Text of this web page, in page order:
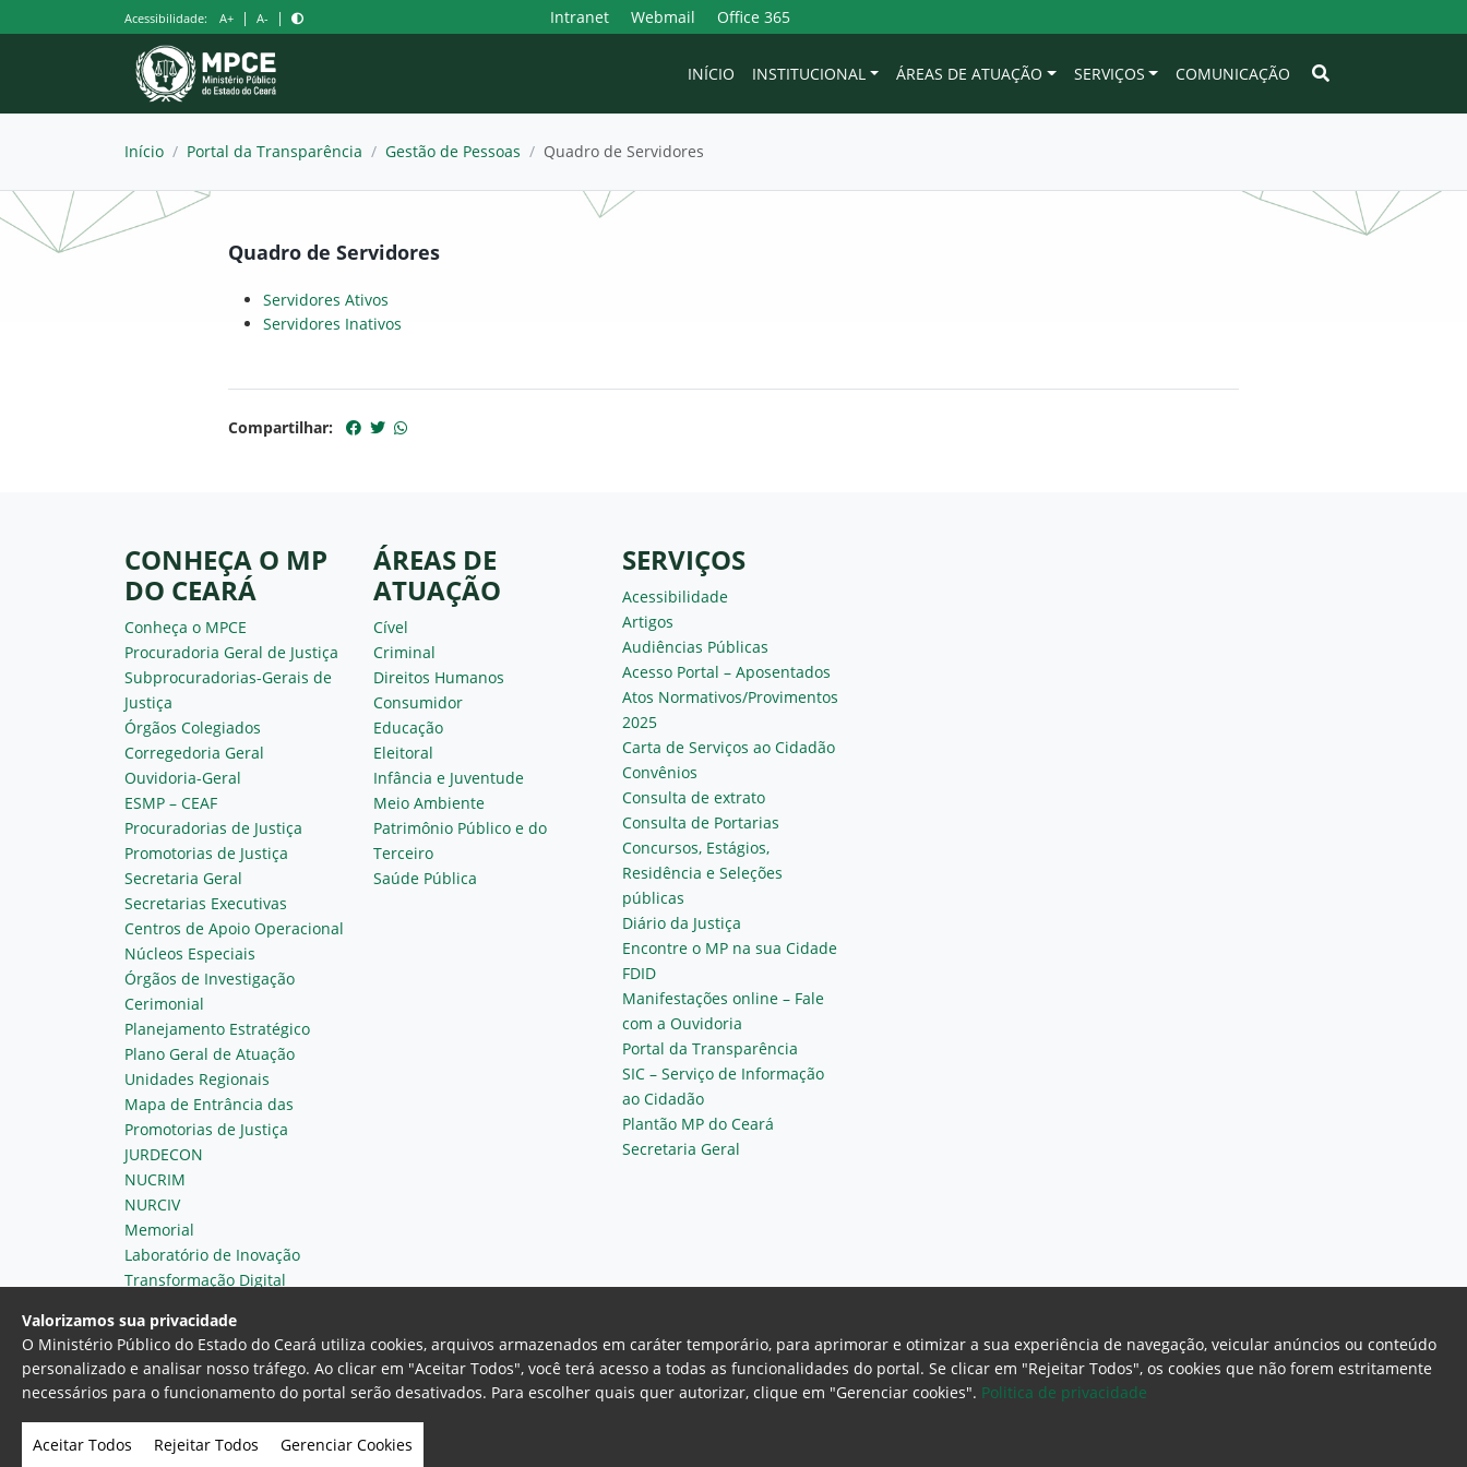
para
Acessibilidade: A+ | A- | Intranet Webmail Office 365
INÍCIO INSTITUCIONAL ÁREAS DE ATUAÇÃO SERVIÇOS COMUNICAÇÃO
Início / Portal da Transparência / Gestão de Pessoas / Quadro de Servidores
Quadro de Servidores
Servidores Ativos
Servidores Inativos
Compartilhar:
CONHEÇA O MP
DO CEARÁ
Conheça o MPCE
Procuradoria Geral de Justiça
Subprocuradorias-Gerais de
Justiça
Órgãos Colegiados
Corregedoria Geral
Ouvidoria-Geral
ESMP – CEAF
Procuradorias de Justiça
Promotorias de Justiça
Secretaria Geral
Secretarias Executivas
Centros de Apoio Operacional
Núcleos Especiais
Órgãos de Investigação
Cerimonial
Planejamento Estratégico
Plano Geral de Atuação
Unidades Regionais
Mapa de Entrância das
Promotorias de Justiça
JURDECON
NUCRIM
NURCIV
Memorial
Laboratório de Inovação
Transformação Digital
ÁREAS DE
ATUAÇÃO
Cível
Criminal
Direitos Humanos
Consumidor
Educação
Eleitoral
Infância e Juventude
Meio Ambiente
Patrimônio Público e do
Terceiro
Saúde Pública
SERVIÇOS
Acessibilidade
Artigos
Audiências Públicas
Acesso Portal – Aposentados
Atos Normativos/Provimentos
2025
Carta de Serviços ao Cidadão
Convênios
Consulta de extrato
Consulta de Portarias
Concursos, Estágios,
Residência e Seleções
públicas
Diário da Justiça
Encontre o MP na sua Cidade
FDID
Manifestações online – Fale
com a Ouvidoria
Portal da Transparência
SIC – Serviço de Informação
ao Cidadão
Plantão MP do Ceará
Secretaria Geral
Ministério Público do Estado do Ceará Procuradoria Geral de Justiça
Av. Gen. Afonso Albuquerque Lima, 130 - Cambeba - CEP: 60.822-325
- Fortaleza, Ceará. Brasil
Valorizamos sua privacidade
O Ministério Público do Estado do Ceará utiliza cookies, arquivos armazenados em caráter temporário, para aprimorar e otimizar a sua experiência de navegação, veicular anúncios ou conteúdo
personalizado e analisar nosso tráfego. Ao clicar em "Aceitar Todos", você terá acesso a todas as funcionalidades do portal. Se clicar em "Rejeitar Todos", os cookies que não forem estritamente
necessários para o funcionamento do portal serão desativados. Para escolher quais quer autorizar, clique em "Gerenciar cookies". Politica de privacidade
Aceitar Todos Rejeitar Todos Gerenciar Cookies